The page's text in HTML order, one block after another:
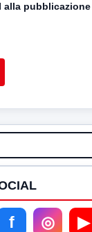
alla
f ◎ ▶